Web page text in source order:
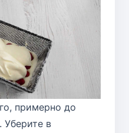
примерно до
в